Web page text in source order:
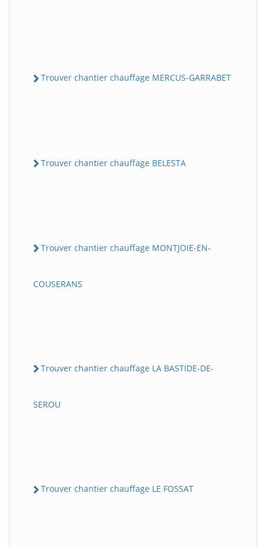
Trouver chantier chauffage MERCUS-GARRABET
Trouver chantier chauffage BELESTA
Trouver chantier chauffage MONTJOIE-EN-
COUSERANS
Trouver chantier chauffage LA BASTIDE-DE-
SEROU
Trouver chantier chauffage LE FOSSAT